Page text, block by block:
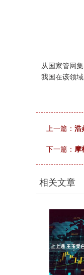
从国家管网
我国在该领
上一篇： 浩
下一篇： 摩
相关文章